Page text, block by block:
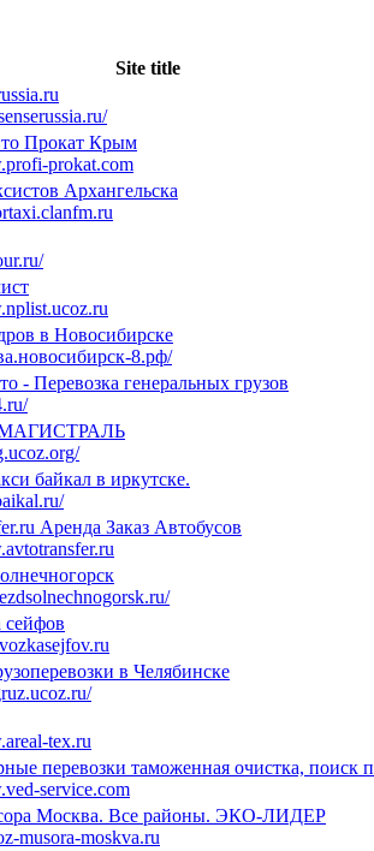
Site title
Прокат Крым
prokat.com
Архангельска
в Новосибирске
8.рф/
- Перевозка генеральных грузов
МАГИСТРАЛЬ
байкал в иркутске.
Аренда Заказ Автобусов
сейфов
в Челябинске
tex.ru
перевозки таможенная очистка, поиск
service.com
Москва. Все районы. ЭКО-ЛИДЕР
musora-moskva.ru